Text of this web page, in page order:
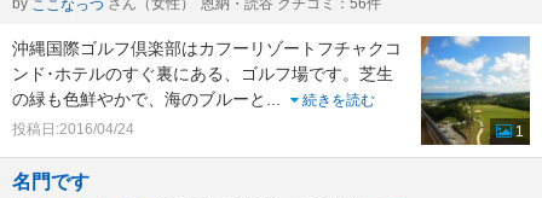
by ここなっつ さん（女性） 恩納・読谷 クチコミ：56件
沖縄国際ゴルフ倶楽部はカフーリゾートフチャクコ
ンド･ホテルのすぐ裏にある、ゴルフ場です。芝生
の緑も色鮮やかで、海のブルーと ...
続きを読む
投稿日:2016/04/24
1
名門です